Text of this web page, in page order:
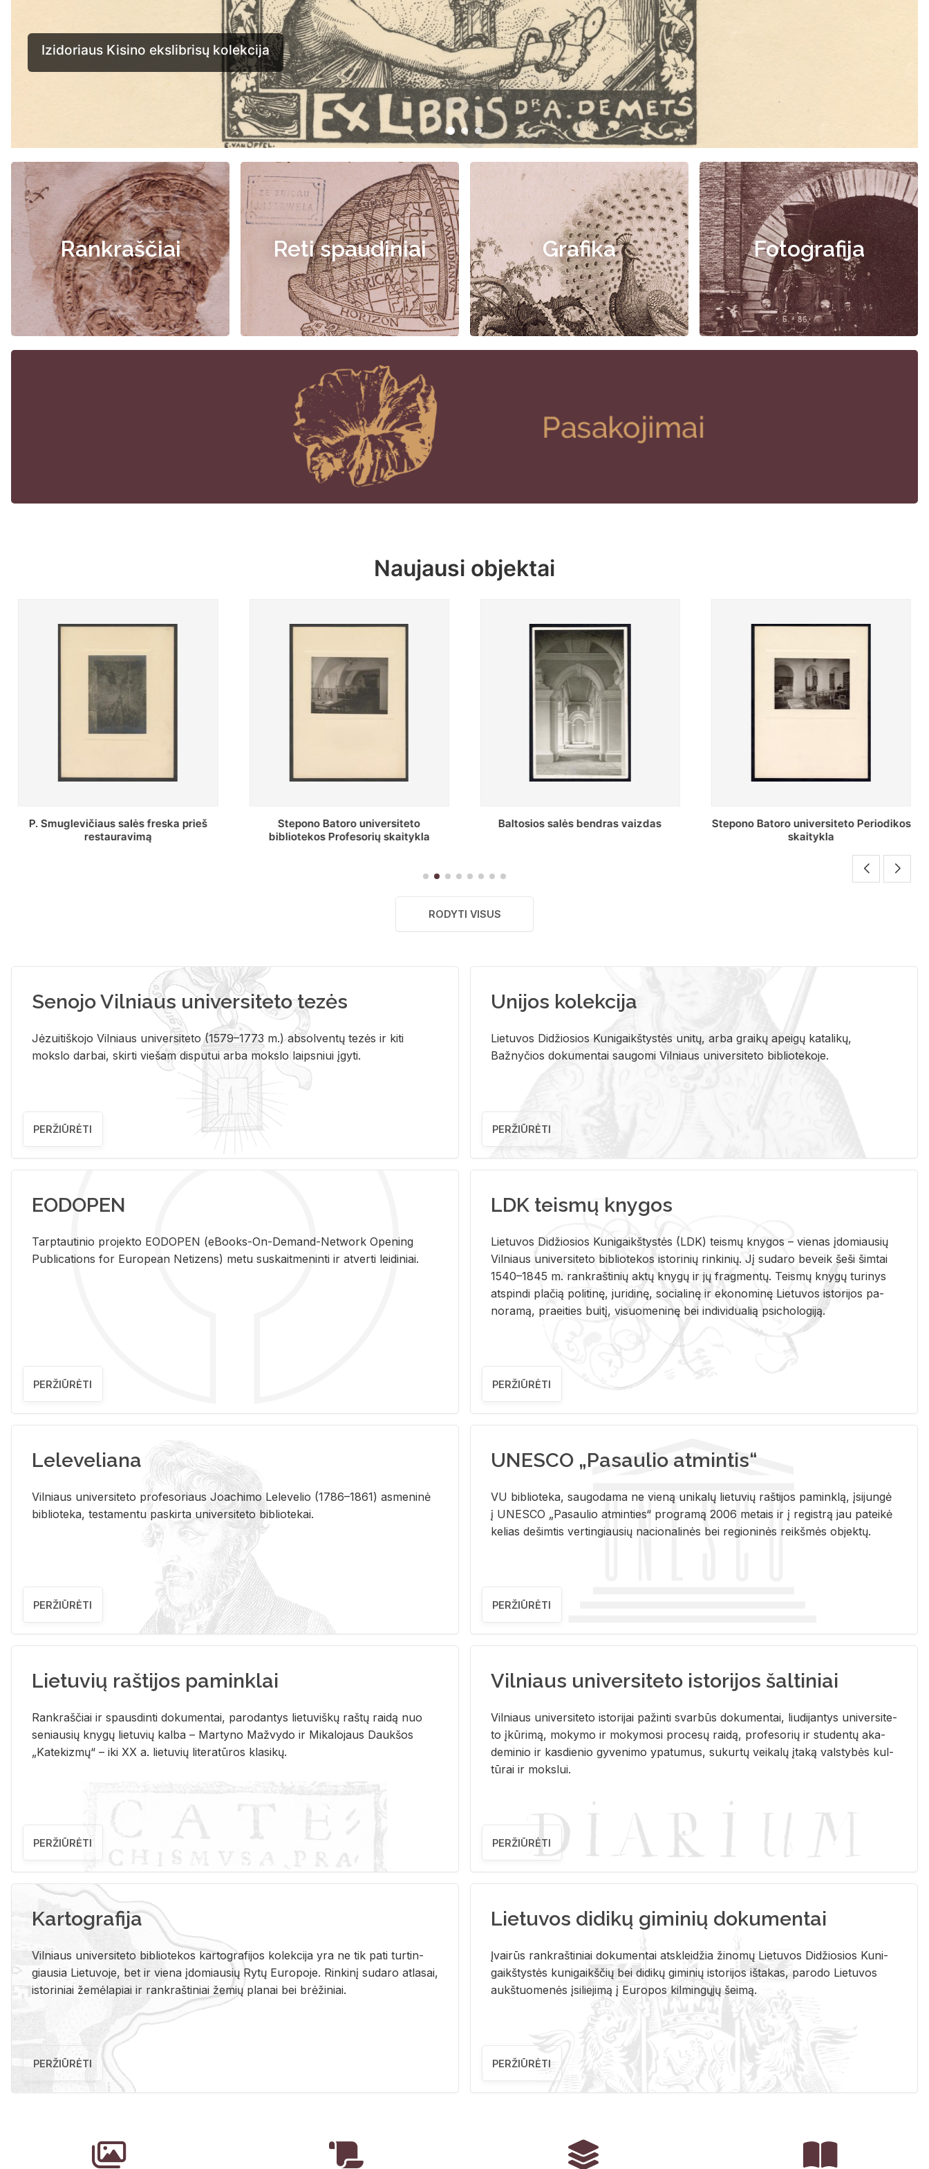
Rankraščiai Reti spaudiniai Grafika Fotografija
Naujausi objektai
Stepono Batoro universiteto
bibliotekos Profesorių skaitykla
Baltosios salės bendras vaizdas
Stepono Batoro universiteto Periodikos
Periodikos skaitykla Stepono Batoro
universiteto bibliotekoje
RODYTI VISUS
Senojo Vilniaus universiteto tezės
Jėzuitiškojo Vilniaus universiteto (1579–1773 m.) absolventų tezės ir kiti
mokslo darbai, skirti viešam disputui arba mokslo laipsniui įgyti.
PERŽIŪRĖTI
Unijos kolekcija
Lietuvos Didžiosios Kunigaikštystės unitų, arba graikų apeigų katalikų,
Bažnyčios dokumentai saugomi Vilniaus universiteto bibliotekoje.
PERŽIŪRĖTI
EODOPEN
Tarp­tau­ti­nio pro­jek­to EO­DO­PEN (eBo­oks-On-De­mand-Ne­twork Ope­ning
Pub­li­ca­tions for Eu­ro­pe­an Ne­ti­zens) metu su­skait­me­nin­ti ir at­ver­ti lei­di­niai.
PERŽIŪRĖTI
LDK teismų knygos
Lie­tu­vos Di­džio­sios Ku­ni­gaikš­tys­tės (LDK) teis­mų kny­gos – vie­nas įdo­miau­sių
Vil­niaus uni­ver­si­te­to bi­b­lio­te­kos is­to­ri­nių rin­ki­nių. Jį su­da­ro be­veik šeši šim­tai
1540–1845 m. rank­raš­ti­nių aktų kny­gų ir jų frag­men­tų. Teis­mų kny­gų tu­ri­nys
at­spin­di pla­čią po­li­ti­nę, ju­ri­di­nę, so­cia­li­nę ir eko­no­mi­nę Lie­tu­vos is­to­ri­jos pa­
no­ra­mą, pra­ei­ties bui­tį, vi­suo­me­ni­nę bei in­di­vi­dua­lią psi­cho­lo­gi­ją.
PERŽIŪRĖTI
Leleveliana
Vil­niaus uni­ver­si­te­to pro­fe­so­riaus Jo­a­chi­mo Le­le­ve­lio (1786–1861) as­me­ni­nė
bi­b­lio­te­ka, te­sta­men­tu pa­skir­ta uni­ver­si­te­to bi­b­lio­te­kai.
PERŽIŪRĖTI
UNESCO „Pasaulio atmintis“
VU biblioteka, saugodama ne vieną unikalų lietuvių raštijos paminklą, įsijungė
į UNESCO „Pasaulio atminties“ programą 2006 metais ir į registrą jau pateikė
kelias dešimtis vertingiausių nacionalinės bei regioninės reikšmės objektų.
PERŽIŪRĖTI
Lietuvių raštijos paminklai
Rank­raš­čiai ir spaus­din­ti do­ku­men­tai, pa­ro­dan­tys lie­tu­viš­kų raš­tų rai­dą nuo
se­niau­sių kny­gų lie­tu­vių kal­ba – Mar­ty­no Ma­žvy­do ir Mi­ka­lo­jaus Dauk­šos
„Ka­te­kiz­mų“ – iki XX a. lie­tu­vių li­te­ra­tū­ros kla­si­kų.
PERŽIŪRĖTI
Vilniaus universiteto istorijos šaltiniai
Vil­niaus uni­ver­si­te­to is­to­ri­jai pa­žin­ti svar­būs do­ku­men­tai, liu­di­jan­tys uni­ver­si­te­
to įkū­ri­mą, mo­ky­mo ir mo­ky­mo­si pro­ce­sų rai­dą, pro­fe­so­rių ir stu­den­tų aka­
de­mi­nio ir kas­die­nio gy­ve­ni­mo ypa­tu­mus, su­kur­tų vei­ka­lų įta­ką vals­ty­bės kul­
tū­rai ir moks­lui.
PERŽIŪRĖTI
Kartografija
Vil­niaus uni­ver­si­te­to bi­b­lio­te­kos kar­to­gra­fi­jos ko­lek­ci­ja yra ne tik pati tur­tin­
giau­sia Lie­tu­vo­je, bet ir vie­na įdo­miau­sių Rytų Eu­ro­po­je. Rin­ki­nį su­da­ro at­la­sai,
is­to­ri­niai že­mė­la­piai ir rank­raš­ti­niai že­mių pla­nai bei brė­ži­niai.
PERŽIŪRĖTI
Lietuvos didikų giminių dokumentai
Įvai­rūs rank­raš­ti­niai do­ku­men­tai at­sklei­džia ži­no­mų Lie­tu­vos Di­džio­sios Ku­ni­
gaikš­tys­tės ku­ni­gaikš­čių bei di­di­kų gi­mi­nių is­to­ri­jos iš­ta­kas, pa­ro­do Lie­tu­vos
aukš­tuo­me­nės įsi­lie­ji­mą į Eu­ro­pos kil­min­gų­jų šei­mą.
PERŽIŪRĖTI